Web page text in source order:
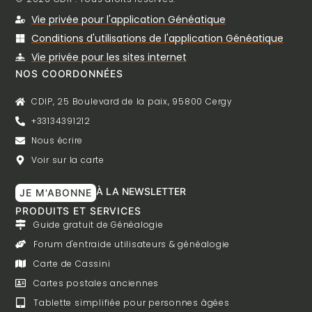
Vie privée pour l'application Généatique
Conditions d'utilisations de l'application Généatique
Vie privée pour les sites internet
NOS COORDONNÉES
CDIP, 25 Boulevard de la paix, 95800 Cergy
+33134391212
Nous écrire
Voir sur la carte
JE M'ABONNE À LA NEWSLETTER
PRODUITS ET SERVICES
Guide gratuit de Généalogie
Forum d'entraide utilisateurs & généalogie
Carte de Cassini
Cartes postales anciennes
Tablette simplifiée pour personnes âgées